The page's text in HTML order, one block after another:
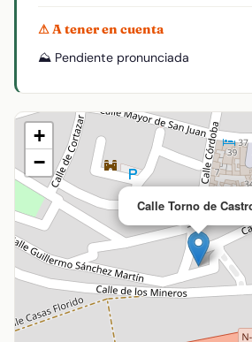
⚠ A tener en cuenta
⛰️ Pendiente pronunciada
Calle Torno de
+
−